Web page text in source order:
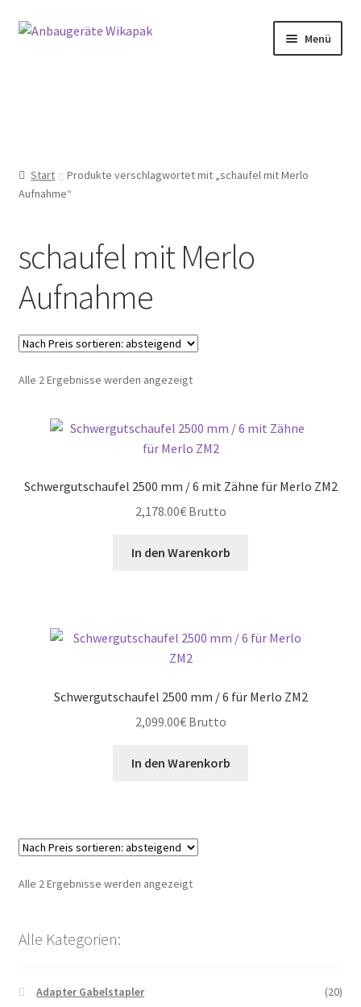
Zur
Zum
Menü
Impressum
Über uns
Zur Info
Start
Produkte verschlagwortet mit „schaufel mit Merlo
Aufnahme“
schaufel mit Merlo
Aufnahme
Alle 2 Ergebnisse werden angezeigtNach
absteigend
Schwergutschaufel 2500 mm / 6 mit Zähne für Merlo ZM2
2,178.00€Brutto
In den Warenkorb
Schwergutschaufel 2500 mm / 6 für Merlo ZM2
2,099.00€Brutto
In den Warenkorb
Alle 2 Ergebnisse werden angezeigtNach
Alle Kategorien:
Adapter Gabelstapler
(20)